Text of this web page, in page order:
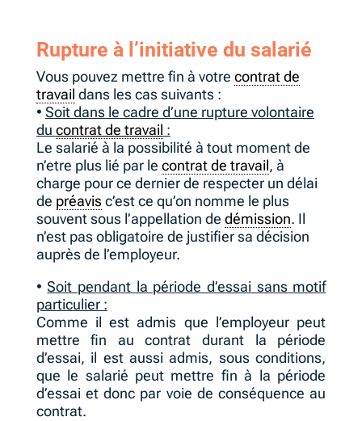
Rupture à l’initiative du salarié
Vous pouvez mettre fin à votre contrat de
travail dans les cas suivants :
• Soit dans le cadre d’une rupture volontaire
du contrat de travail :
Le salarié à la possibilité à tout moment de
n’etre plus lié par le contrat de travail, à
charge pour ce dernier de respecter un délai
de préavisc’est ce qu’on nomme le plus
souvent sous l’appellation de démission. Il
n’est pas obligatoire de justifier sa décision
auprès de l’employeur.
•Soit pendant la période d’essai sans motif
particulier :
Comme il est admis que l’employeur peut
mettre fin au contrat durant la période
d’essai, il est aussi admis, sous conditions,
que le salarié peut mettre fin à la période
d’essai et donc par voie de conséquence au
contrat.